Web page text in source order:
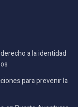
a la identidad
para prevenir la